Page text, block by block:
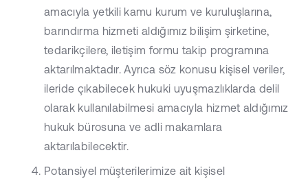
amacıyla yetkili kamu kurum ve kuruluşlarına,
barındırma hizmeti aldığımız bilişim şirketine,
tedarikçilere, iletişim formu takip programına
aktarılmaktadır. Ayrıca söz konusu kişisel veriler,
ileride çıkabilecek hukuki uyuşmazlıklarda delil
olarak kullanılabilmesi amacıyla hizmet aldığımız
hukuk bürosuna ve adli makamlara
aktarılabilecektir.
Potansiyel müşterilerimize ait kişisel